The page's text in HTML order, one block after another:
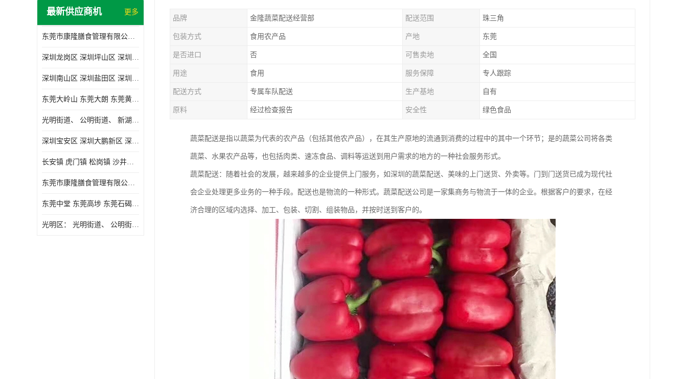
最新供应商机 更多
东莞市康隆膳食管理有限公司主要经营蔬菜配送 东莞食堂承包 光明蔬菜配送 深圳市食堂承包 深圳市蔬菜配送等业务 欢迎咨询了解
深圳龙岗区 深圳坪山区 深圳光明区 深圳龙华区
深圳南山区 深圳盐田区 深圳福田区 深圳罗湖区 深圳龙岗区
东莞大岭山 东莞大朗 东莞黄江 东莞樟木头 蔬菜配送
光明街道、 公明街道、 新湖街道、
深圳宝安区 深圳大鹏新区 深圳特别合作区
长安镇 虎门镇 松岗镇 沙井镇 公明镇 莞城街道 南城街道 东城街道 万江街道 石碣镇 石龙镇 茶山镇 石排镇 企石镇 横沥镇
东莞市康隆膳食管理有限公司 长安蔬菜配送 虎门蔬菜配送 大岭山蔬菜配送
东莞中堂 东莞高埗 东莞石碣 东莞望牛墩 东莞洪梅 东莞道滘 东莞石龙镇 东莞石排镇
光明区： 光明街道、 公明街道、 新湖街道、 凤凰街道、 玉塘街道、 马田街道
品牌 金隆蔬菜配送经营部 配送范围 珠三角
包装方式 食用农产品 产地 东莞
是否进口 否 可售卖地 全国
用途 食用 服务保障 专人跟踪
配送方式 专属车队配送 生产基地 自有
原料 经过检查报告 安全性 绿色食品
蔬菜配送是指以蔬菜为代表的农产品（包括其他农产品），在其生产原地的流通到消费的过程中的其中一个环节；是的蔬菜公司将各类
蔬菜、水果农产品等，也包括肉类、速冻食品、调料等运送到用户需求的地方的一种社会服务形式。
蔬菜配送：随着社会的发展，越来越多的企业提供上门服务，如深圳的蔬菜配送、美味的上门送货、外卖等。门到门送货已成为现代社
会企业处理更多业务的一种手段。配送也是物流的一种形式。蔬菜配送公司是一家集商务与物流于一体的企业。根据客户的要求，在经
济合理的区域内选择、加工、包装、切割、组装物品，并按时送到客户的。